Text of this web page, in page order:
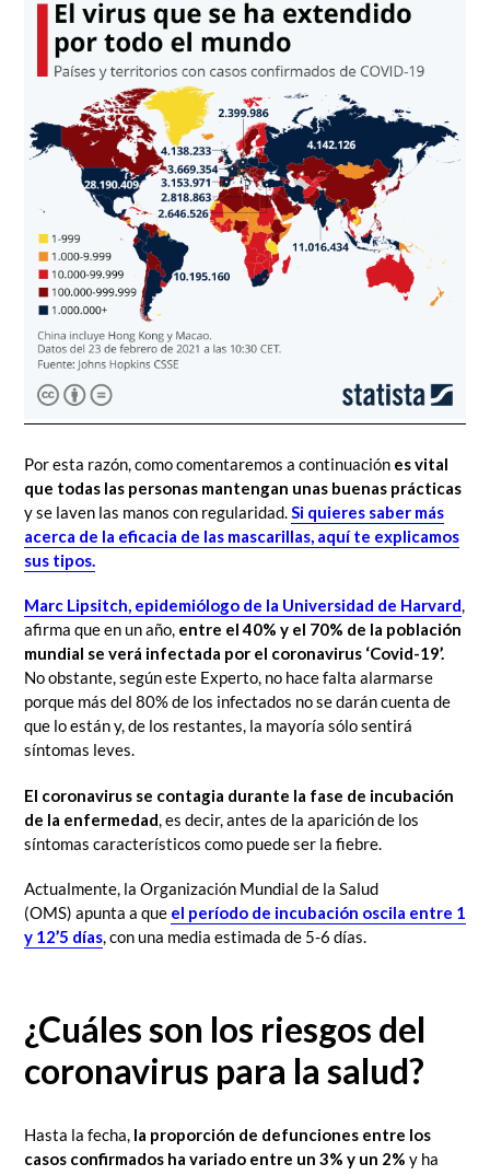
Por esta razón, como comentaremos a continuación es vital
que todas las personas mantengan unas buenas prácticas
y se laven las manos con regularidad.Si quieres saber más
acerca de la eficacia de las mascarillas, aquí te explicamos
sus tipos.
Marc Lipsitch, epidemiólogo de la Universidad de Harvard,
afirma que en un año, entre el 40% y el 70% de la población
mundial se verá infectada por el coronavirus ‘Covid-19’.
No obstante, según este Experto, no hace falta alarmarse
porque más del 80% de los infectados no se darán cuenta de
que lo están y, de los restantes, la mayoría sólo sentirá
síntomas leves.
El coronavirus se contagia durante la fase de incubación
de la enfermedad, es decir, antes de la aparición de los
síntomas característicos como puede ser la fiebre.
Actualmente, la Organización Mundial de la Salud
(OMS) apunta a que el período de incubación oscila entre 1
y 12’5 días, con una media estimada de 5-6 días.
¿Cuáles son los riesgos del
coronavirus para la salud?
Hasta la fecha, la proporción de defunciones entre los
casos confirmados ha variado entre un 3% y un 2% y ha